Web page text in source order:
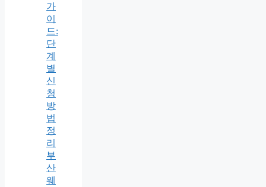
가
이
드:
단
계
별
신
청
방
법
정
리
부
산
웨